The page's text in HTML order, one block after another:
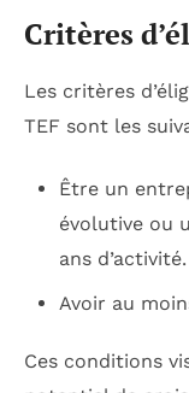
Critères
Les critères
TEF sont les
Être un
évolutive ou
ans d’activité.
Avoir au
Ces conditions